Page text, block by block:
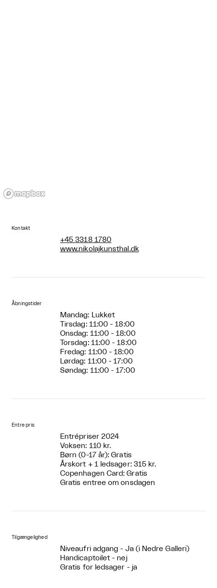
Kontakt
+45 3318 1780
www.nikolajkunsthal.dk
Åbningstider
Mandag: Lukket
Tirsdag: 11:00 - 18:00
Onsdag: 11:00 - 18:00
Torsdag: 11:00 - 18:00
Fredag: 11:00 - 18:00
Lørdag: 11:00 - 17:00
Søndag: 11:00 - 17:00
Entre pris
Entrépriser 2024
Voksen: 110 kr.
Børn (0-17 år): Gratis
Årskort + 1 ledsager: 315 kr.
Copenhagen Card: Gratis
Gratis entree om onsdagen
Tilgængelighed
Niveaufri adgang - Ja (i Nedre Galleri)
Handicaptoilet - nej
Gratis for ledsager - ja